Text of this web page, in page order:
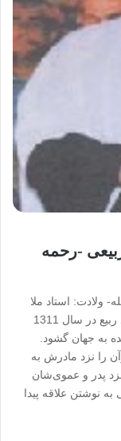
-رحمه‌
ولادت: استاد ملا
محمد ربیعی فرزند ملا عبدالحكیم فرزند ملا محمد ربیع در سال 1311
به جهان گشود.
در سن 5 سالگی قرآن را نزد مادرش به
پدر و عموی‌شان
نوشتن علاقه پیدا